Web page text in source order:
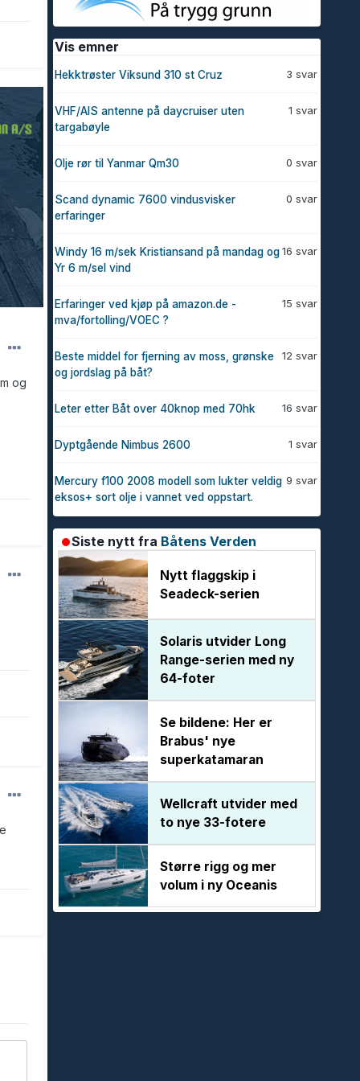
og
Vis emner
3 svar
Hekktrøster Viksund 310 st Cruz
1 svar
VHF/AIS antenne på daycruiser uten
targabøyle
0 svar
Olje rør til Yanmar Qm30
0 svar
Scand dynamic 7600 vindusvisker
erfaringer
16 svar
Windy 16 m/sek Kristiansand på mandag og
Yr 6 m/sel vind
15 svar
Erfaringer ved kjøp på amazon.de -
mva/fortolling/VOEC ?
12 svar
Beste middel for fjerning av moss, grønske
og jordslag på båt?
16 svar
Leter etter Båt over 40knop med 70hk
1 svar
Dyptgående Nimbus 2600
9 svar
Mercury f100 2008 modell som lukter veldig
eksos+ sort olje i vannet ved oppstart.
Siste nytt fra Båtens Verden
Nytt flaggskip i
Seadeck-serien
Solaris utvider Long
Range-serien med ny
64-foter
Se bildene: Her er
Brabus' nye
superkatamaran
Wellcraft utvider med
to nye 33-fotere
Større rigg og mer
volum i ny Oceanis